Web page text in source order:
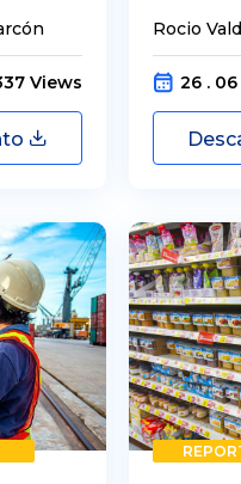
Views
Rocio
26 .